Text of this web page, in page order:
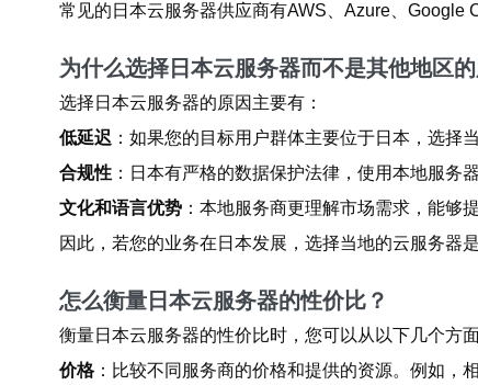
常见的日本云服务器供应商有AWS、Azure、Google
为什么选择日本云服务器而不是其他地区
选择日本云服务器的原因主要有：
低延迟 ：如果您的目标用户群体主要位于日本，选择
合规性 ：日本有严格的数据保护法律，使用本地服务
文化和语言优势 ：本地服务商更理解市场需求，能够
因此，若您的业务在日本发展，选择当地的云服务器
怎么衡量日本云服务器的性价比？
衡量日本云服务器的性价比时，您可以从以下几个方
价格：比较不同服务商的价格和提供的资源。例如，